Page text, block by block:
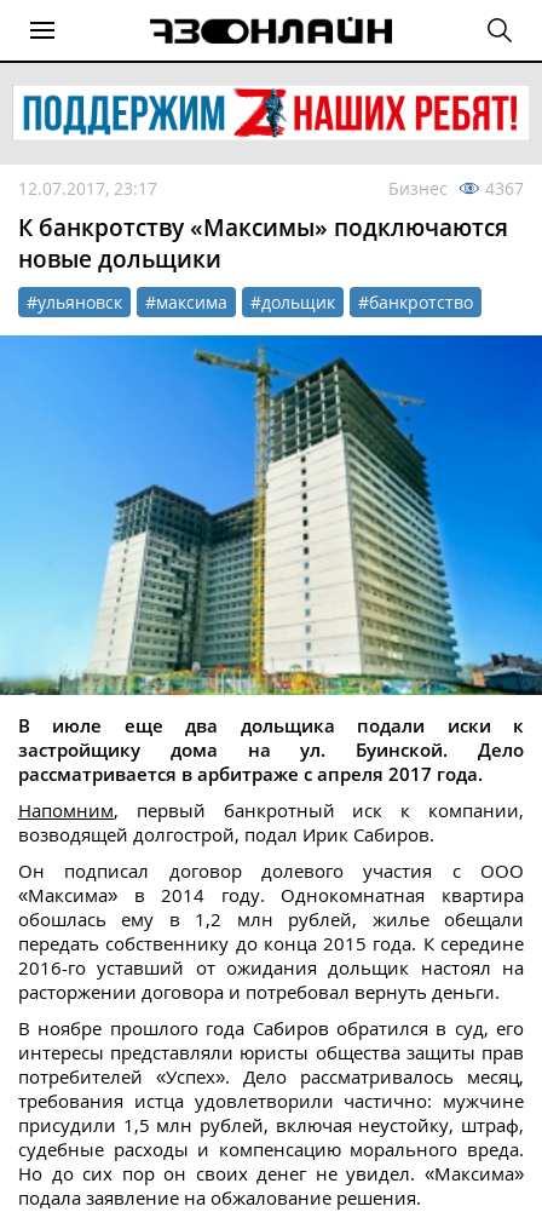
12.07.2017, 23:17 Бизнес 4367
К банкротству «Максимы» подключаются
новые дольщики
#ульяновск #максима #дольщик #банкротство
В июле еще два дольщика подали иски к
застройщику дома на ул. Буинской. Дело
рассматривается в арбитраже с апреля 2017 года.
Напомним, первый банкротный иск к компании,
возводящей долгострой, подал Ирик Сабиров.
Он подписал договор долевого участия с ООО
«Максима» в 2014 году. Однокомнатная квартира
обошлась ему в 1,2 млн рублей, жилье обещали
передать собственнику до конца 2015 года. К середине
2016-го уставший от ожидания дольщик настоял на
расторжении договора и потребовал вернуть деньги.
В ноябре прошлого года Сабиров обратился в суд, его
интересы представляли юристы общества защиты прав
потребителей «Успех». Дело рассматривалось месяц,
требования истца удовлетворили частично: мужчине
присудили 1,5 млн рублей, включая неустойку, штраф,
судебные расходы и компенсацию морального вреда.
Но до сих пор он своих денег не увидел. «Максима»
подала заявление на обжалование решения.